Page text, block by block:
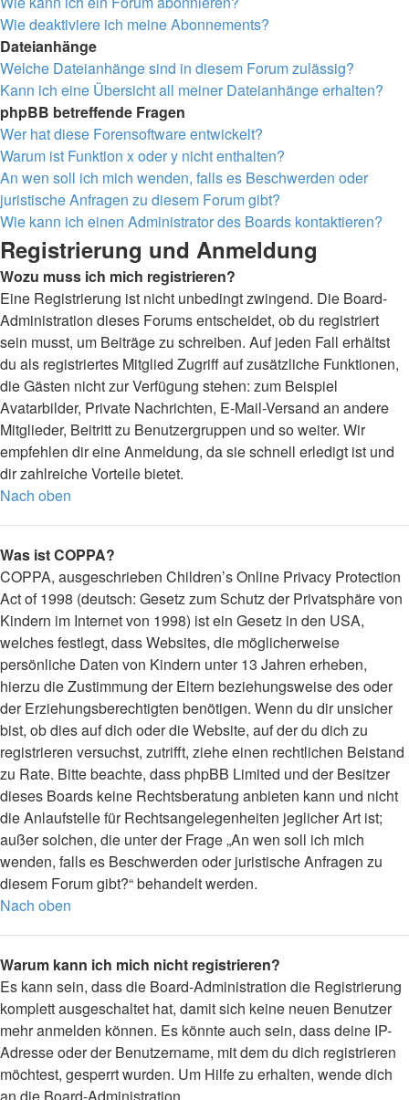
Wie deaktiviere ich meine Abonnements?
Dateianhänge
Welche Dateianhänge sind in diesem Forum zulässig?
Kann ich eine Übersicht all meiner Dateianhänge erhalten?
phpBB betreffende Fragen
Wer hat diese Forensoftware entwickelt?
Warum ist Funktion x oder y nicht enthalten?
An wen soll ich mich wenden, falls es Beschwerden oder
juristische Anfragen zu diesem Forum gibt?
Wie kann ich einen Administrator des Boards kontaktieren?
Registrierung und Anmeldung
Wozu muss ich mich registrieren?
Eine Registrierung ist nicht unbedingt zwingend. Die Board-
Administration dieses Forums entscheidet, ob du registriert
sein musst, um Beiträge zu schreiben. Auf jeden Fall erhältst
du als registriertes Mitglied Zugriff auf zusätzliche Funktionen,
die Gästen nicht zur Verfügung stehen: zum Beispiel
Avatarbilder, Private Nachrichten, E-Mail-Versand an andere
Mitglieder, Beitritt zu Benutzergruppen und so weiter. Wir
empfehlen dir eine Anmeldung, da sie schnell erledigt ist und
dir zahlreiche Vorteile bietet.
Nach oben
Was ist COPPA?
COPPA, ausgeschrieben Children’s Online Privacy Protection
Act of 1998 (deutsch: Gesetz zum Schutz der Privatsphäre von
Kindern im Internet von 1998) ist ein Gesetz in den USA,
welches festlegt, dass Websites, die möglicherweise
persönliche Daten von Kindern unter 13 Jahren erheben,
hierzu die Zustimmung der Eltern beziehungsweise des oder
der Erziehungsberechtigten benötigen. Wenn du dir unsicher
bist, ob dies auf dich oder die Website, auf der du dich zu
registrieren versuchst, zutrifft, ziehe einen rechtlichen Beistand
zu Rate. Bitte beachte, dass phpBB Limited und der Besitzer
dieses Boards keine Rechtsberatung anbieten kann und nicht
die Anlaufstelle für Rechtsangelegenheiten jeglicher Art ist;
außer solchen, die unter der Frage „An wen soll ich mich
wenden, falls es Beschwerden oder juristische Anfragen zu
diesem Forum gibt?“ behandelt werden.
Nach oben
Warum kann ich mich nicht registrieren?
Es kann sein, dass die Board-Administration die Registrierung
komplett ausgeschaltet hat, damit sich keine neuen Benutzer
mehr anmelden können. Es könnte auch sein, dass deine IP-
Adresse oder der Benutzername, mit dem du dich registrieren
möchtest, gesperrt wurden. Um Hilfe zu erhalten, wende dich